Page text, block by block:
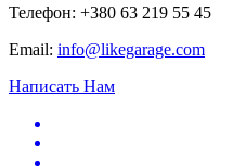
Телефон: +380 63 219 55 45
Email: info@likegarage.com
Написать Нам